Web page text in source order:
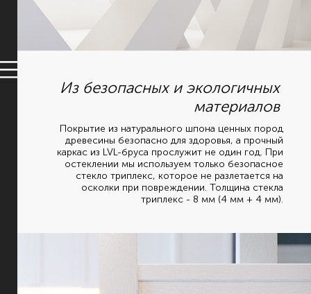
Из безопасных и экологичных
материалов
Покрытие из натурального шпона ценных пород
древесины безопасно для здоровья, а прочный
каркас из LVL-бруса прослужит не один год. При
остеклении мы используем только безопасное
стекло триплекс, которое не разлетается на
осколки при повреждении. Толщина стекла
триплекс - 8 мм (4 мм + 4 мм).